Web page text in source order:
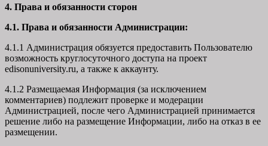
4. Права и обязанности сторон
4.1. Права и обязанности Администрации:
4.1.1 Администрация обязуется предоставить Пользователю
возможность круглосуточного доступа на проект
edisonuniversity.ru, а также к аккаунту.
4.1.2 Размещаемая Информация (за исключением
комментариев) подлежит проверке и модерации
Администрацией, после чего Администрацией принимается
решение либо на размещение Информации, либо на отказ в ее
размещении.